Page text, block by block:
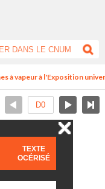
à vapeur à l'Exposition
TEXTE
OCÉRISÉ